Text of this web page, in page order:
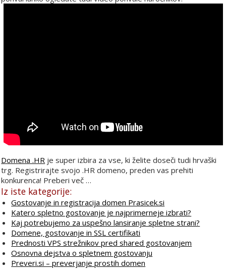
Domena .HR je super izbira za vse, ki želite doseči tudi hrvaški
trg. Registrirajte svojo .HR domeno, preden vas prehiti
konkurenca! Preberi več …
Iz iste kategorije:
Gostovanje in registracija domen Prasicek.si
Katero spletno gostovanje je najprimerneje izbrati?
Kaj potrebujemo za uspešno lansiranje spletne strani?
Domene, gostovanje in SSL certifikati
Prednosti VPS strežnikov pred shared gostovanjem
Osnovna dejstva o spletnem gostovanju
Preveri.si – preverjanje prostih domen